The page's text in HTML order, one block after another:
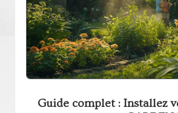
Guide complet : Installez